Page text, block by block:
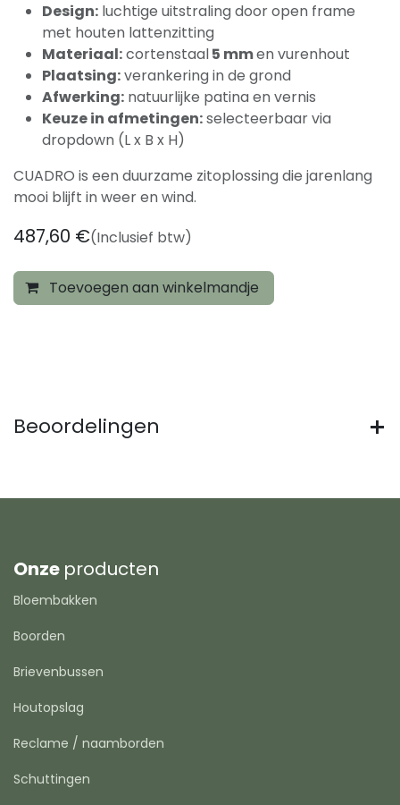
Design: luchtige uitstraling door open frame
met houten lattenzitting
Materiaal:cortenstaal5 mmen vurenhout
Plaatsing:verankering in de grond
Afwerking: natuurlijke patina en vernis
Keuze in afmetingen:selecteerbaar via
dropdown (L x B x H)
CUADRO is een duurzame zitoplossing die jarenlang
mooi blijft in weer en wind.
487,60 €(Inclusief btw)
Toevoegen aan winkelmandje
Beoordelingen
Onze producten
Bloembakken
Boorden
Brievenbussen
Houtopslag
Reclame / naamborden
Schuttingen